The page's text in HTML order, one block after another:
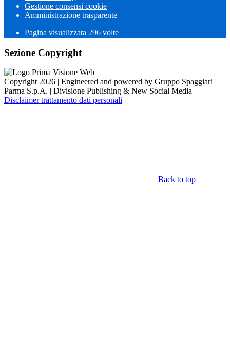
Gestione consensi cookie
Amministrazione trasparente
Pagina visualizzata 296 volte
Sezione Copyright
Copyright 2026 | Engineered and powered by Gruppo Spaggiari
Parma S.p.A. | Divisione Publishing & New Social Media
Disclaimer trattamento dati personali
Back to top